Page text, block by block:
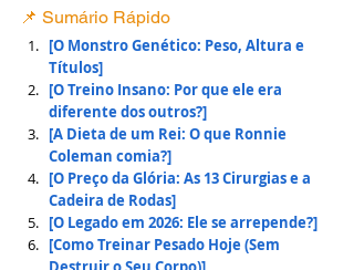
📌 Sumário Rápido
[O Monstro Genético: Peso, Altura e
Títulos]
[O Treino Insano: Por que ele era
diferente dos outros?]
[A Dieta de um Rei: O que Ronnie
Coleman comia?]
[O Preço da Glória: As 13 Cirurgias e a
Cadeira de Rodas]
[O Legado em 2026: Ele se arrepende?]
[Como Treinar Pesado Hoje (Sem